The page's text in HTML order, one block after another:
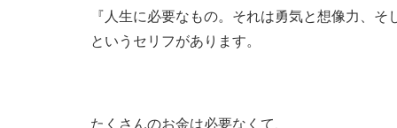
『人生に必要なもの。それは勇気と想像力、そ
というセリフがあります。
たくさんのお金は必要なくて、